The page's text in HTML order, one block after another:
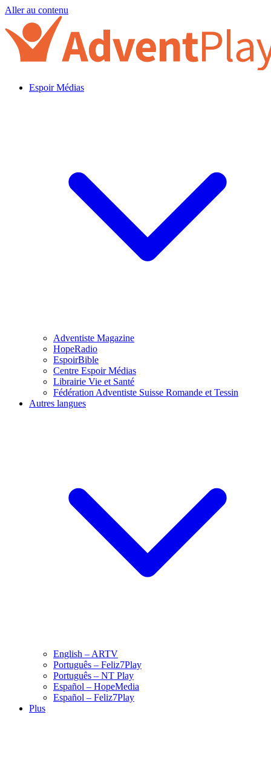
Aller au contenu
Espoir Médias
Adventiste Magazine
HopeRadio
EspoirBible
Centre Espoir Médias
Librairie Vie et Santé
Fédération Adventiste Suisse Romande et Tessin
Autres langues
English – ARTV
Português – Feliz7Play
Português – NT Play
Español – HopeMedia
Español – Feliz7Play
Plus